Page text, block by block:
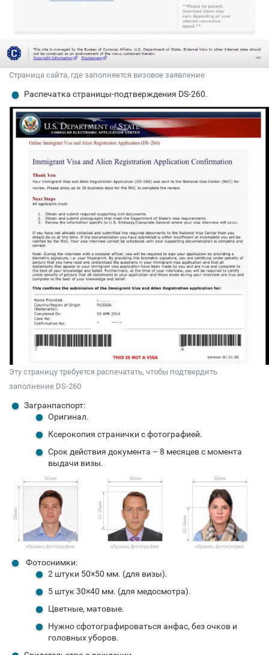
Страница сайта, где заполняется визовое заявление
Распечатка страницы-подтверждения DS-260.
Эту страницу требуется распечатать, чтобы подтвердить
заполнение DS-260
Загранпаспорт:
Оригинал.
Ксерокопия странички с фотографией.
Срок действия документа – 8 месяцев с момента
выдачи визы.
Фотоснимки:
2 штуки 50×50 мм. (для визы).
5 штук 30×40 мм. (для медосмотра).
Цветные, матовые.
Нужно сфотографироваться анфас, без очков и
головных уборов.